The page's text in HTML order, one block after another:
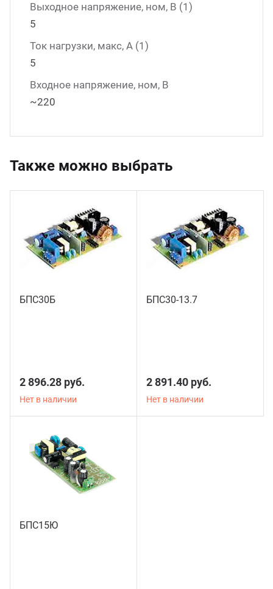
Выходное напряжение, ном, В (1)
5
Ток нагрузки, макс, А (1)
5
Входное напряжение, ном, В
~220
Также можно выбрать
БПС30Б
2 896.28 руб.
Нет в наличии
БПС30-13.7
2 891.40 руб.
Нет в наличии
БПС15Ю